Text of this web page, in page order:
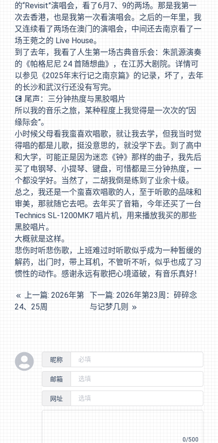
的“Revisit”演唱会，看了6月7、9的两场。那是我第一
次去香港，也是我第一次看演唱会。之后的一年里，我
又连续看了两场在澳门的演唱会，中间还去南京看了一
场王菀之的 Live House。
到了去年，我看了人生第一场古典音乐会：朱凯源演奏
的《帕格尼尼 24 首随想曲》，在江苏大剧院。详情可
以参见 《2025年末行记之南京篇》 的记录，坏了，去年
的长沙和武汉行还没有写完。
💽 尾声：三分钟热度与黑胶唱片
所以我的音乐之旅，某种程度上我觉得是一次次的“因
缘际会”。
小时候父母看我蛮喜欢唱歌，就让我去学，但我当时觉
得唱的都是儿歌，挺没意思的，就没学下去。到了高中
和大学，可能正是因为迷恋《钟》那样的曲子，我先后
买了电钢琴、小提琴、键盘，可惜都是三分钟热度，一
个都没学好。当然了，二胡我倒是练到了业余十级。
总之，我还是一个蛮喜欢唱歌的人，至于听歌的品味和
审美，那就随它去吧。去年买了音箱，今年还买了一台
Technics SL-1200MK7 唱片机，用来播放我买的那些
黑胶唱片。
大概就是这样。
悲伤时听悲伤歌，上班难过时听歌似乎成为一种暂缓的
解药，出门时，带上耳机，不管听不听，似乎也成了习
惯性的动作。感谢永远有歌把心境道破，有音乐真好！
上一篇: 2026年第
24、25周
下一篇: 2026年第23周：碎碎念
与记梦几则
昵称
邮箱
网址
0/500